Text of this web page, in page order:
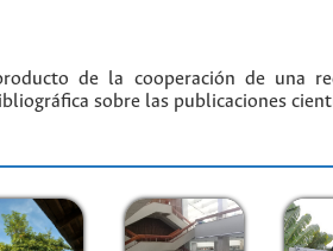
de la cooperación de una
sobre las publicaciones